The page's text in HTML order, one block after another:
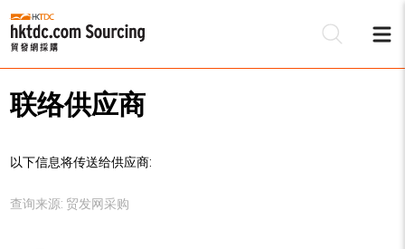
联络供应商
以下信息将传送给供应商:
查询来源: 贸发网采购